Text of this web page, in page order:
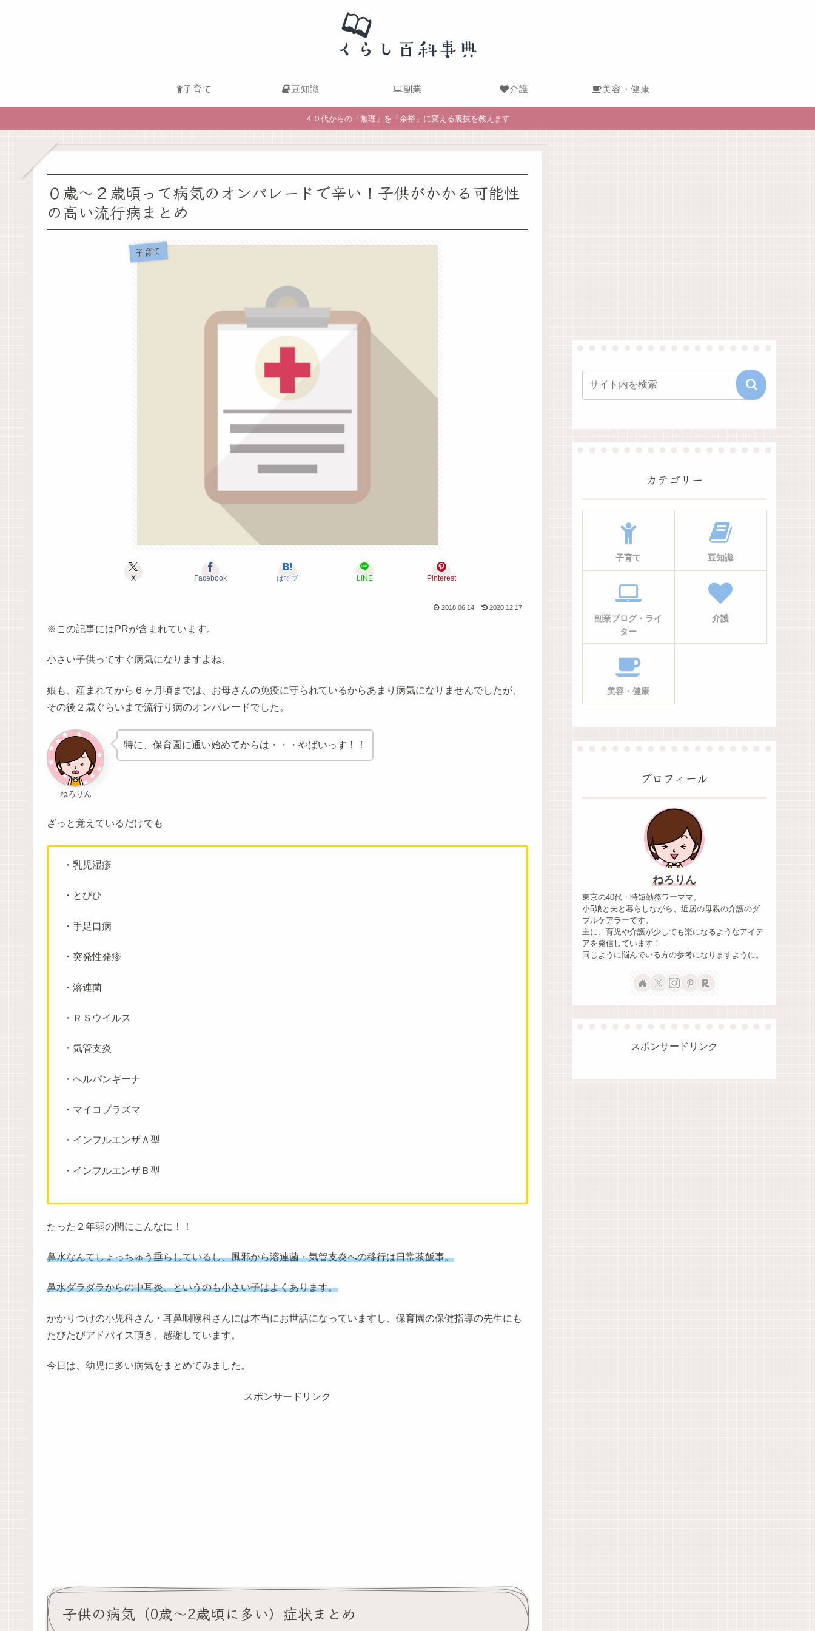
子育て 豆知識 副業 介護 美容・健康
４０代からの「無理」を「余裕」に変える裏技を教えます
０歳～２歳頃って病気のオンパレードで辛い！子供がかかる可能性
の高い流行病まとめ
子育て
X Facebook はてブ LINE Pinterest
2018.06.14 2020.12.17
※この記事にはPRが含まれています。
小さい子供ってすぐ病気になりますよね。
娘も、産まれてから６ヶ月頃までは、お母さんの免疫に守られているからあまり病気になりませんでしたが、
その後２歳ぐらいまで流行り病のオンパレードでした。
ねろりん
特に、保育園に通い始めてからは・・・やばいっす！！
ざっと覚えているだけでも
・乳児湿疹
・とびひ
・手足口病
・突発性発疹
・溶連菌
・ＲＳウイルス
・気管支炎
・ヘルパンギーナ
・マイコプラズマ
・インフルエンザＡ型
・インフルエンザＢ型
たった２年弱の間にこんなに！！
鼻水なんてしょっちゅう垂らしているし、風邪から溶連菌・気管支炎への移行は日常茶飯事。
鼻水ダラダラからの中耳炎、というのも小さい子はよくあります。
かかりつけの小児科さん・耳鼻咽喉科さんには本当にお世話になっていますし、保育園の保健指導の先生にも
たびたびアドバイス頂き、感謝しています。
今日は、幼児に多い病気をまとめてみました。
スポンサードリンク
子供の病気（0歳～2歳頃に多い）症状まとめ
カテゴリー
子育て 豆知識
副業ブログ・ライ
ター
介護
美容・健康
プロフィール
ねろりん
東京の40代・時短勤務ワーママ。
小5娘と夫と暮らしながら、近居の母親の介護のダ
ブルケアラーです。
主に、育児や介護が少しでも楽になるようなアイデ
アを発信しています！
同じように悩んでいる方の参考になりますように。
スポンサードリンク